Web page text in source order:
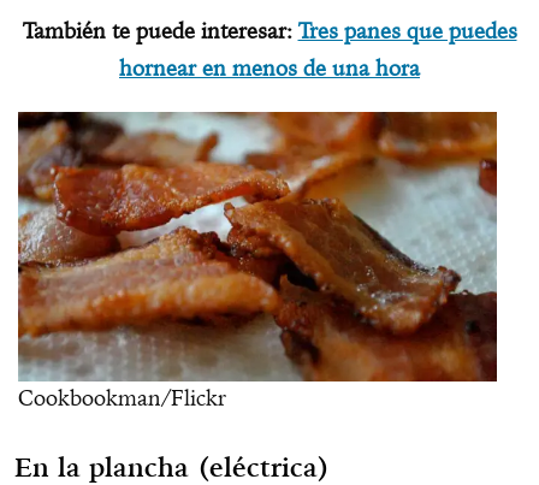
También te puede interesar:Tres panes que puedes
hornear en menos de una hora
Cookbookman/Flickr
En la plancha (eléctrica)